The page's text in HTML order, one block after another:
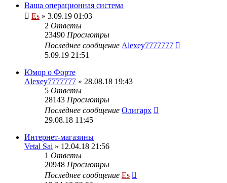
Ваша операционная система
Es » 3.09.19 01:03
2 Ответы
23490 Просмотры
Последнее сообщение Alexey7777777
5.09.19 21:51
Юмор о Форте
Alexey7777777 » 28.08.18 19:43
5 Ответы
28143 Просмотры
Последнее сообщение Олигарх
29.08.18 11:45
Интернет-магазины
Vetal Sai » 12.04.18 21:56
1 Ответы
20948 Просмотры
Последнее сообщение Es